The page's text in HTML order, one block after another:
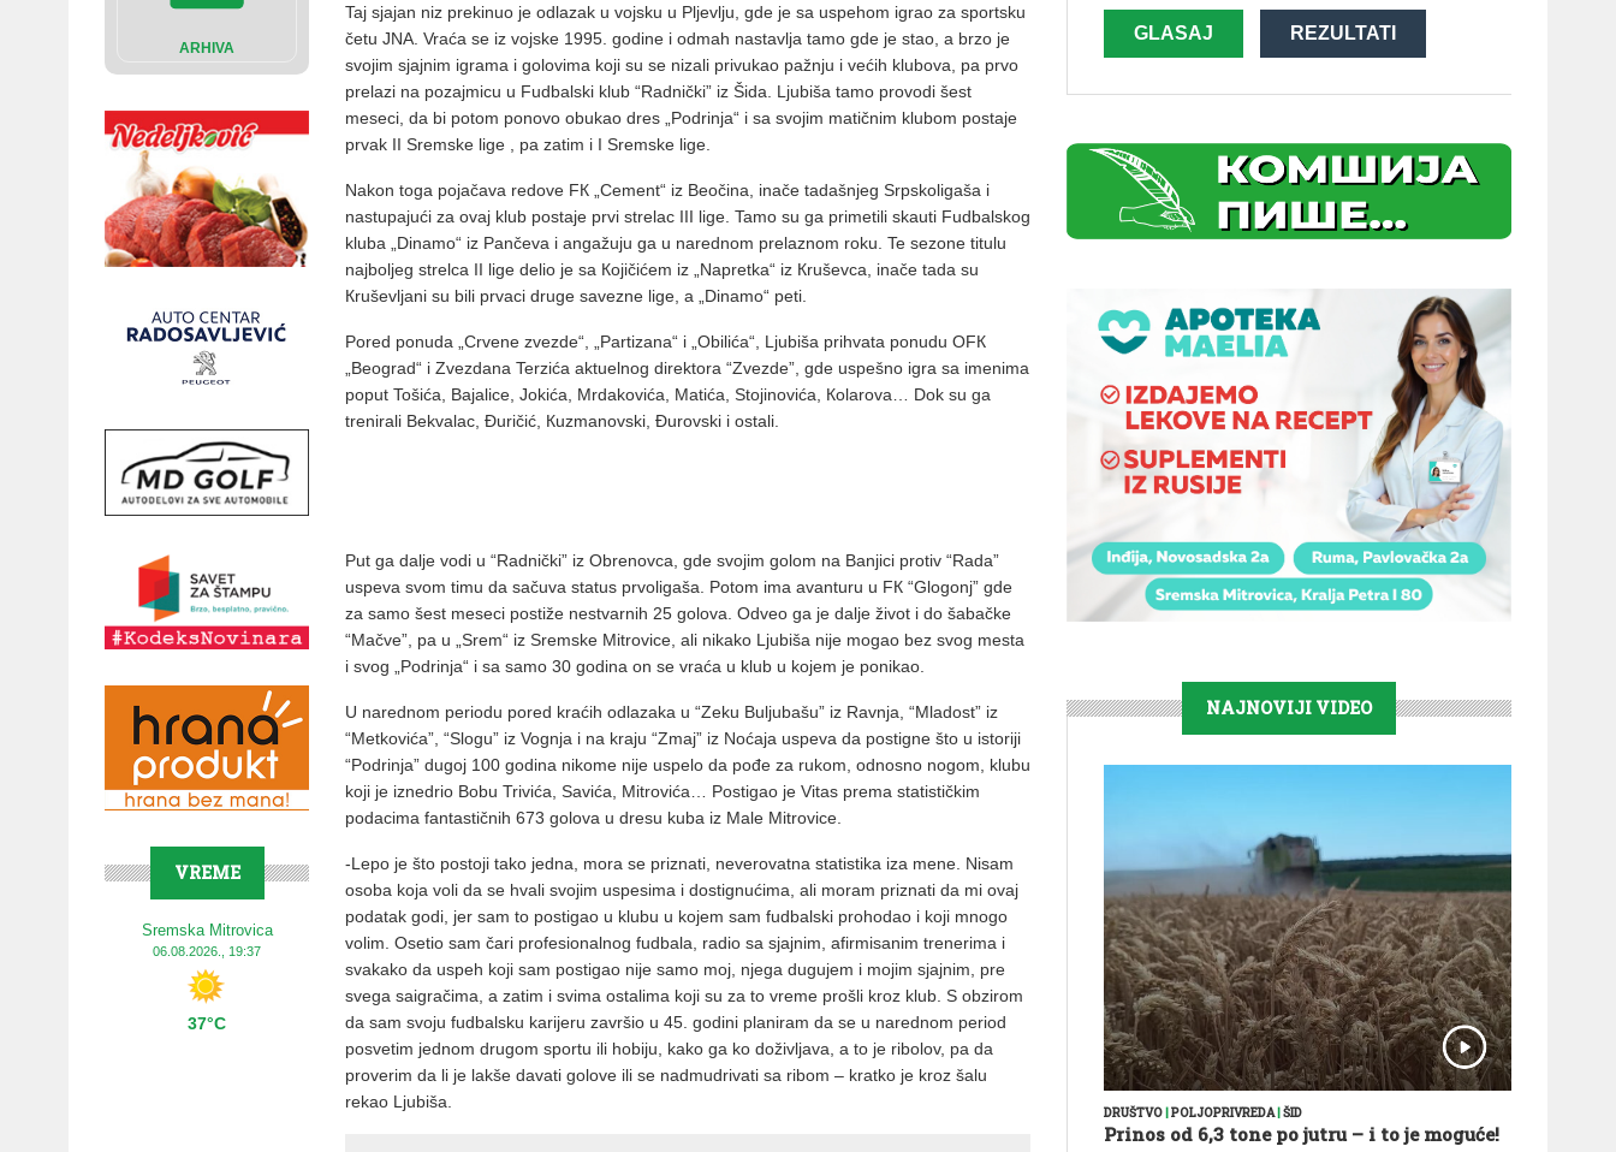
ARHIVA
VREME
Sremska Mitrovica
06.08.2026., 19:37
37°C
Taj sjajan niz prekinuo je odlazak u vojsku u Pljevlju, gde je sa uspehom igrao za sportsku
četu JNA. Vraća se iz vojske 1995. godine i odmah nastavlja tamo gde je stao, a brzo je
svojim sjajnim igrama i golovima koji su se nizali privukao pažnju i većih klubova, pa prvo
prelazi na pozajmicu u Fudbalski klub “Radnički” iz Šida. Ljubiša tamo provodi šest
meseci, da bi potom ponovo obukao dres „Podrinja“ i sa svojim matičnim klubom postaje
prvak II Sremske lige , pa zatim i I Sremske lige.
Nakon toga pojačava redove FК „Cement“ iz Beočina, inače tadašnjeg Srpskoligaša i
nastupajući za ovaj klub postaje prvi strelac III lige. Tamo su ga primetili skauti Fudbalskog
kluba „Dinamo“ iz Pančeva i angažuju ga u narednom prelaznom roku. Te sezone titulu
najboljeg strelca II lige delio je sa Кojičićem iz „Napretka“ iz Кruševca, inače tada su
Кruševljani su bili prvaci druge savezne lige, a „Dinamo“ peti.
Pored ponuda „Crvene zvezde“, „Partizana“ i „Obilića“, Ljubiša prihvata ponudu OFК
„Beograd“ i Zvezdana Terzića aktuelnog direktora “Zvezde”, gde uspešno igra sa imenima
poput Tošića, Bajalice, Jokića, Mrdakovića, Matića, Stojinovića, Кolarova… Dok su ga
trenirali Bekvalac, Đuričić, Кuzmanovski, Đurovski i ostali.
Put ga dalje vodi u “Radnički” iz Obrenovca, gde svojim golom na Banjici protiv “Rada”
uspeva svom timu da sačuva status prvoligaša. Potom ima avanturu u FК “Glogonj” gde
za samo šest meseci postiže nestvarnih 25 golova. Odveo ga je dalje život i do šabačke
“Mačve”, pa u „Srem“ iz Sremske Mitrovice, ali nikako Ljubiša nije mogao bez svog mesta
i svog „Podrinja“ i sa samo 30 godina on se vraća u klub u kojem je ponikao.
U narednom periodu pored kraćih odlazaka u “Zeku Buljubašu” iz Ravnja, “Mladost” iz
“Metkovića”, “Slogu” iz Vognja i na kraju “Zmaj” iz Noćaja uspeva da postigne što u istoriji
“Podrinja” dugoj 100 godina nikome nije uspelo da pođe za rukom, odnosno nogom, klubu
koji je iznedrio Bobu Trivića, Savića, Mitrovića… Postigao je Vitas prema statističkim
podacima fantastičnih 673 golova u dresu kuba iz Male Mitrovice.
-Lepo je što postoji tako jedna, mora se priznati, neverovatna statistika iza mene. Nisam
osoba koja voli da se hvali svojim uspesima i dostignućima, ali moram priznati da mi ovaj
podatak godi, jer sam to postigao u klubu u kojem sam fudbalski prohodao i koji mnogo
volim. Osetio sam čari profesionalnog fudbala, radio sa sjajnim, afirmisanim trenerima i
svakako da uspeh koji sam postigao nije samo moj, njega dugujem i mojim sjajnim, pre
svega saigračima, a zatim i svima ostalima koji su za to vreme prošli kroz klub. S obzirom
da sam svoju fudbalsku karijeru završio u 45. godini planiram da se u narednom period
posvetim jednom drugom sportu ili hobiju, kako ga ko doživljava, a to je ribolov, pa da
proverim da li je lakše davati golove ili se nadmudrivati sa ribom – kratko je kroz šalu
rekao Ljubiša.
GLASAJ REZULTATI
NAJNOVIJI VIDEO
DRUŠTVO|POLJOPRIVREDA|ŠID
Prinos od 6,3 tone po jutru – i to je moguće!